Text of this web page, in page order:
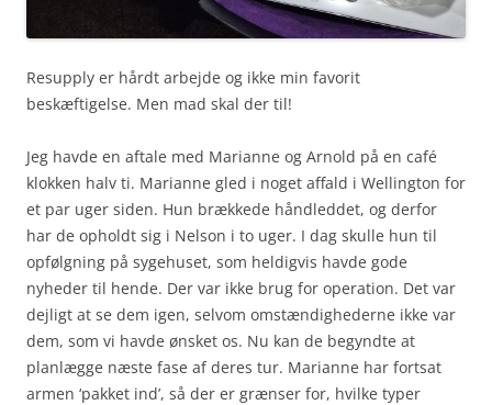
Resupply er hårdt arbejde og ikke min favorit
beskæftigelse. Men mad skal der til!
Jeg havde en aftale med Marianne og Arnold på en café
klokken halv ti. Marianne gled i noget affald i Wellington for
et par uger siden. Hun brækkede håndleddet, og derfor
har de opholdt sig i Nelson i to uger. I dag skulle hun til
opfølgning på sygehuset, som heldigvis havde gode
nyheder til hende. Der var ikke brug for operation. Det var
dejligt at se dem igen, selvom omstændighederne ikke var
dem, som vi havde ønsket os. Nu kan de begyndte at
planlægge næste fase af deres tur. Marianne har fortsat
armen ‘pakket ind’, så der er grænser for, hvilke typer